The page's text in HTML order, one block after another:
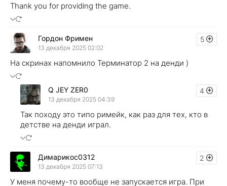
Thank you for providing the game.
5
Гордон Фримен
13 декабря 2025 02:02
На скринах напомнило Терминатор 2 на денди )
4
Q JEY ZER0
13 декабря 2025 04:39
Так походу это типо римейк, как раз для тех, кто в
детстве на денди играл.
2
Димарикос0312
13 декабря 2025 07:13
У меня почему-то вообще не запускается игра. При